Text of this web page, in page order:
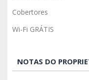
Cobertores
Wi-Fi GRÁTIS
NOTAS DO